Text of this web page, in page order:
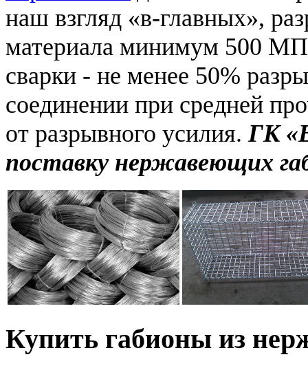
наш взгляд «в-главных»,
материала минимум 500
сварки - не менее 50%
соединении при средней
от разрывного усилия. ГК
поставку нержавеющих
Купить габионы из